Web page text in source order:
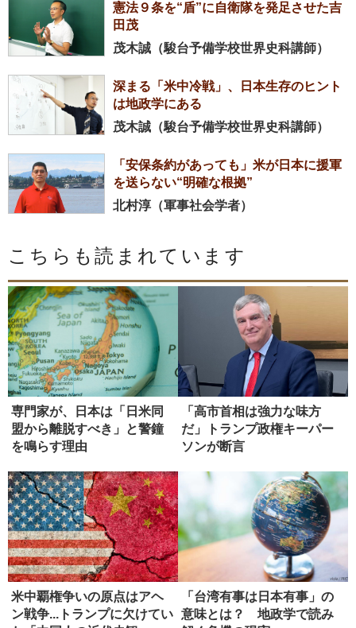
憲法９条を“盾”に自衛隊を発足させた吉
田茂
茂木誠（駿台予備学校世界史科講師）
深まる「米中冷戦」、日本生存のヒント
は地政学にある
茂木誠（駿台予備学校世界史科講師）
「安保条約があっても」米が日本に援軍
を送らない“明確な根拠”
北村淳（軍事社会学者）
こちらも読まれています
専門家が、日本は「日米同
盟から離脱すべき」と警鐘
を鳴らす理由
「高市首相は強力な味方
だ」トランプ政権キーパー
ソンが断言
米中覇権争いの原点はアヘ
ン戦争...トランプに欠けてい
「台湾有事は日本有事」の
意味とは？ 地政学で読み